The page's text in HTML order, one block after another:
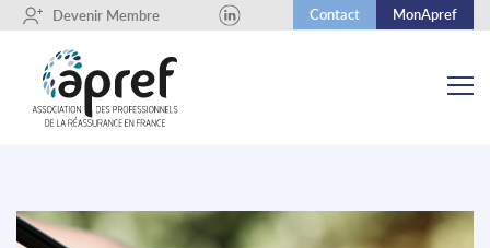
+ Devenir Membre Contact MonApref